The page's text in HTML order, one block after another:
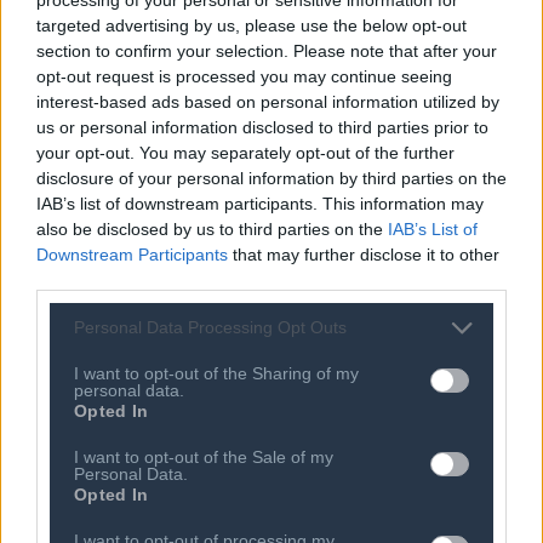
targeted advertising by us, please use the below opt-out
section to confirm your selection. Please note that after your
opt-out request is processed you may continue seeing
interest-based ads based on personal information utilized by
us or personal information disclosed to third parties prior to
your opt-out. You may separately opt-out of the further
disclosure of your personal information by third parties on the
IAB’s list of downstream participants. This information may
also be disclosed by us to third parties on the IAB’s List of
Downstream Participants that may further disclose it to other
Personal Data Processing Opt Outs
I want to opt-out of the Sharing of my
personal data.
Opted In
I want to opt-out of the Sale of my
Personal Data.
Opted In
δεικτών περιβαλλοντικής απόδοσης και εξοικονόμησης
πόρων.
Με την εγκατάσταση του συστήματος και των ευφυών
αισθητήρων σε κομβικά σημεία του Γενικού
Νοσοκομείου Θεσσαλονίκης ΑΧΕΠΑ θα επιτευχθεί η
παρακολούθηση σε πραγματικό χρόνο και παράλληλα
θα συγκεντρώνονται δεδομένα, ώστε σε βάθος χρόνου
και με βάση τις υποδείξεις του ευφυούς συστήματος να
υλοποιούνται στοχευμένες παρεμβάσεις προγνωστικής
Η Space Hellas, με το οικοσύστημα των εταιρειών του
καθώς και της Draxis Environmental Technology
βασικού συνεργάτη σε αντίστοιχες λύσεις, φέρει υψηλή
τεχνογνωσία και εμπειρία στην υλοποίηση έργων